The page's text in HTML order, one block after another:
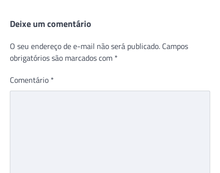
Deixe um comentário
O seu endereço de e-mail não será publicado. Campos
obrigatórios são marcados com *
Comentário *